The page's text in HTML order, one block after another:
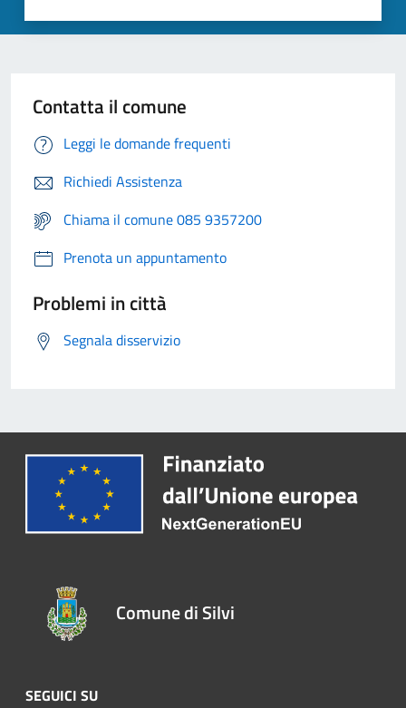
Contatta il comune
Leggi le domande frequenti
Richiedi Assistenza
Chiama il comune 085 9357200
Prenota un appuntamento
Problemi in città
Segnala disservizio
Comune di Silvi
SEGUICI SU